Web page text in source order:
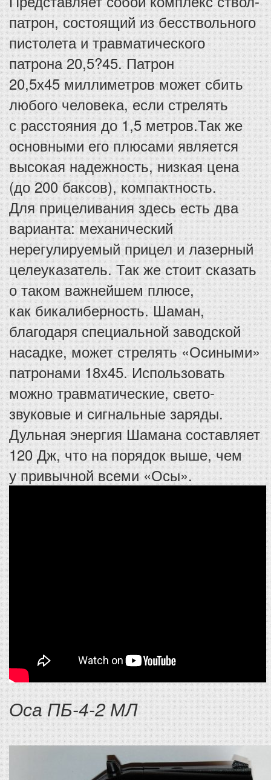
патрон, состоящий из бесствольного
пистолета и травматического
патрона 20,5?45. Патрон
20,5х45 миллиметров может сбить
любого человека, если стрелять
с расстояния до 1,5 метров.Так же
основными его плюсами является
высокая надежность, низкая цена
(до 200 баксов), компактность.
Для прицеливания здесь есть два
варианта: механический
нерегулируемый прицел и лазерный
целеуказатель. Так же стоит сказать
о таком важнейшем плюсе,
как бикалиберность. Шаман,
благодаря специальной заводской
насадке, может стрелять «Осиными»
патронами 18х45. Использовать
можно травматические, свето-
звуковые и сигнальные заряды.
Дульная энергия Шамана составляет
120 Дж, что на порядок выше, чем
у привычной всеми «Осы».
Оса ПБ-4-2 МЛ